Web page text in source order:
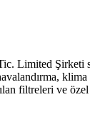
Limited Şirketi
filtreleri ve